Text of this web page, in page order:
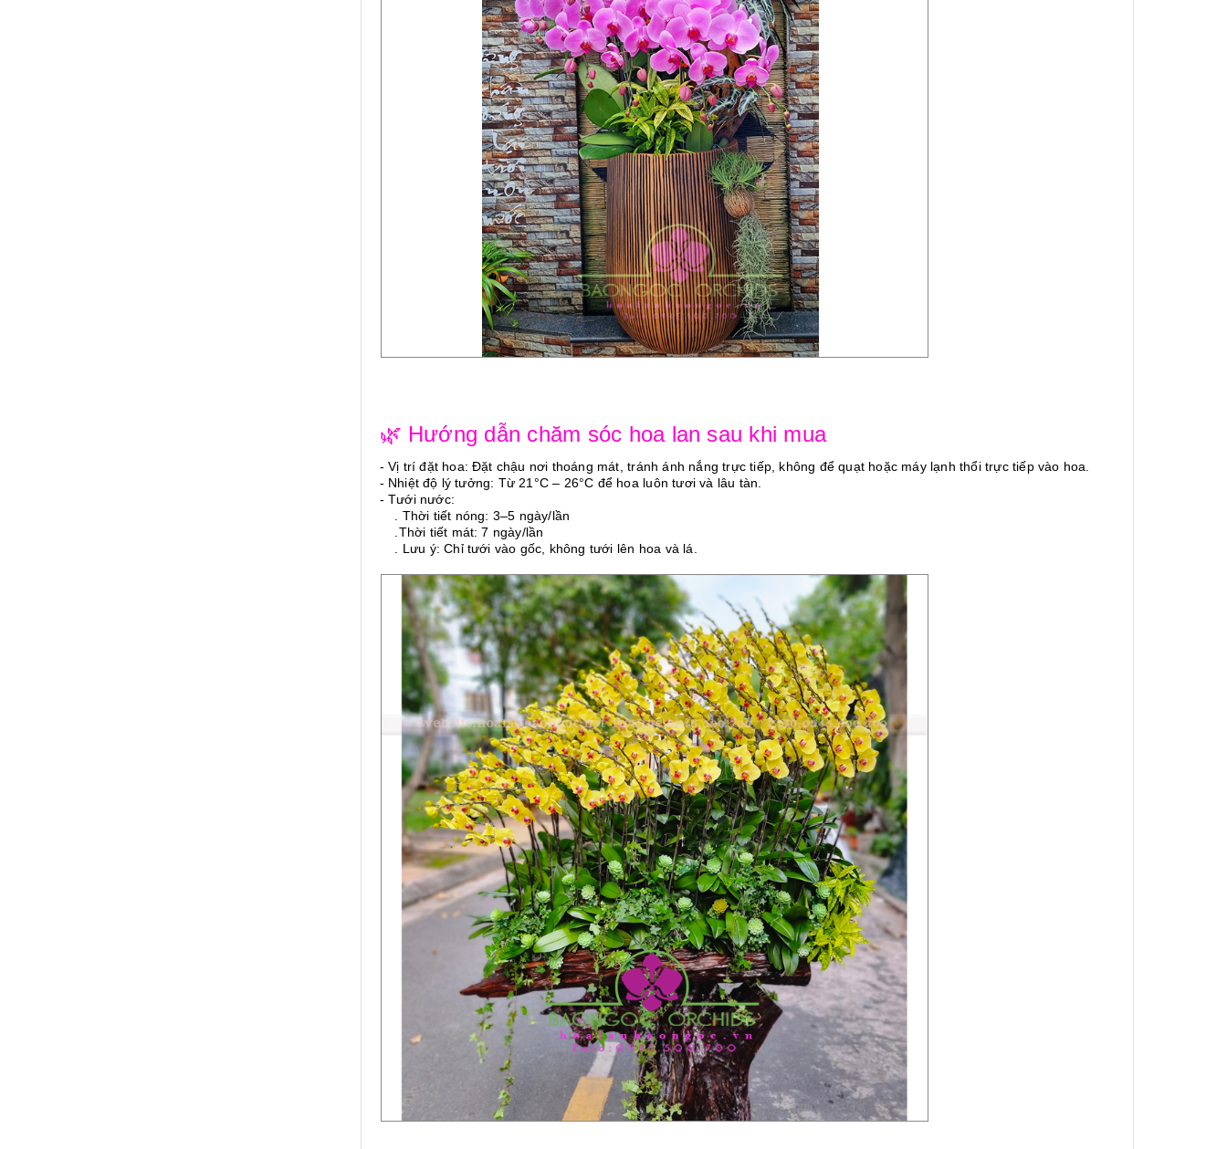
🌿 Hướng dẫn chăm sóc hoa lan sau khi mua
- Vị trí đặt hoa: Đặt chậu nơi thoáng mát, tránh ánh nắng trực tiếp, không để quạt hoặc máy lạnh thổi trực tiếp vào hoa.
- Nhiệt độ lý tưởng: Từ 21°C – 26°C để hoa luôn tươi và lâu tàn.
- Tưới nước:
. Thời tiết nóng: 3–5 ngày/lần
.Thời tiết mát: 7 ngày/lần
. Lưu ý: Chỉ tưới vào gốc, không tưới lên hoa và lá.